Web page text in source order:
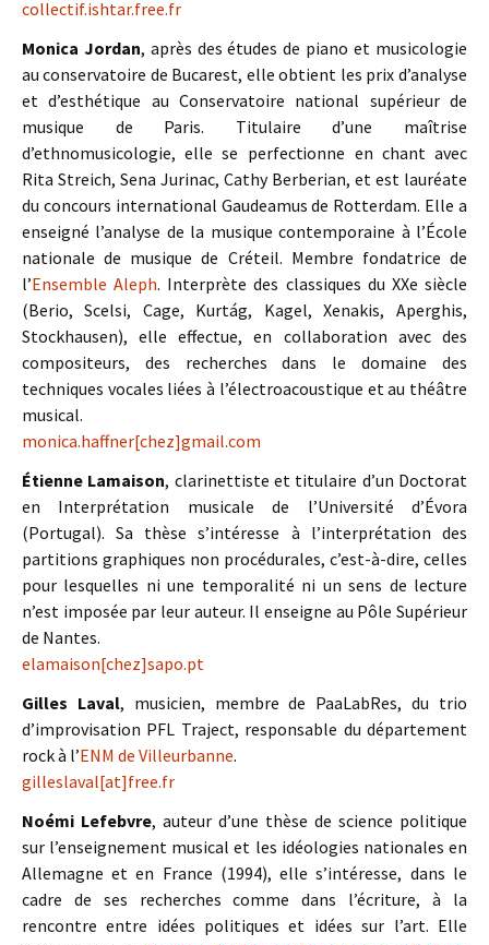
collectif.ishtar.free.fr
Monica Jordan, après des études de piano et musicologie
au conservatoire de Bucarest, elle obtient les prix d’analyse
et d’esthétique au Conservatoire national supérieur de
musique de Paris. Titulaire d’une maîtrise
d’ethnomusicologie, elle se perfectionne en chant avec
Rita Streich, Sena Jurinac, Cathy Berberian, et est lauréate
du concours international Gaudeamus de Rotterdam. Elle a
enseigné l’analyse de la musique contemporaine à l’École
nationale de musique de Créteil. Membre fondatrice de
l’Ensemble Aleph. Interprète des classiques du XXe siècle
(Berio, Scelsi, Cage, Kurtág, Kagel, Xenakis, Aperghis,
Stockhausen), elle effectue, en collaboration avec des
compositeurs, des recherches dans le domaine des
techniques vocales liées à l’électroacoustique et au théâtre
musical.
monica.haffner[chez]gmail.com
Étienne Lamaison, clarinettiste et titulaire d’un Doctorat
en Interprétation musicale de l’Université d’Évora
(Portugal). Sa thèse s’intéresse à l’interprétation des
partitions graphiques non procédurales, c’est-à-dire, celles
pour lesquelles ni une temporalité ni un sens de lecture
n’est imposée par leur auteur. Il enseigne au Pôle Supérieur
de Nantes.
elamaison[chez]sapo.pt
Gilles Laval, musicien, membre de PaaLabRes, du trio
d’improvisation PFL Traject, responsable du département
rock à l’ENM de Villeurbanne.
gilleslaval[at]free.fr
Noémi Lefebvre, auteur d’une thèse de science politique
sur l’enseignement musical et les idéologies nationales en
Allemagne et en France (1994), elle s’intéresse, dans le
cadre de ses recherches comme dans l’écriture, à la
rencontre entre idées politiques et idées sur l’art. Elle